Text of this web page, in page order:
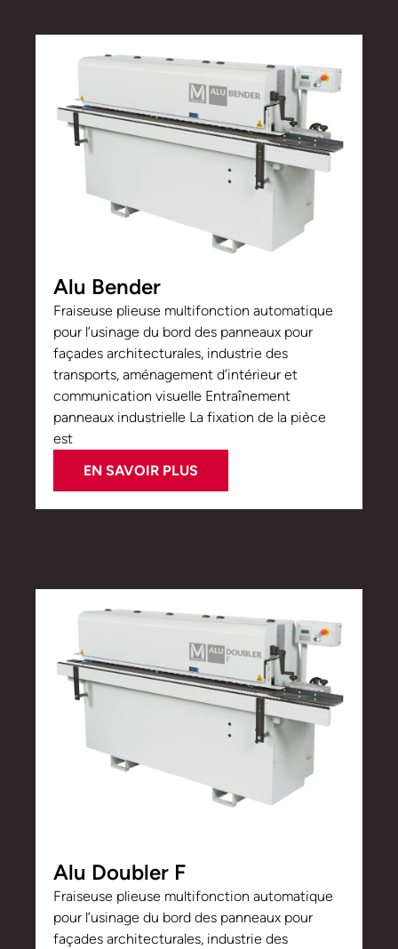
Alu Bender
Fraiseuse plieuse multifonction automatique
pour l’usinage du bord des panneaux pour
façades architecturales, industrie des
transports, aménagement d’intérieur et
communication visuelle Entraînement
panneaux industrielle La fixation de la pièce
est
EN SAVOIR PLUS
Alu Doubler F
Fraiseuse plieuse multifonction automatique
pour l’usinage du bord des panneaux pour
façades architecturales, industrie des